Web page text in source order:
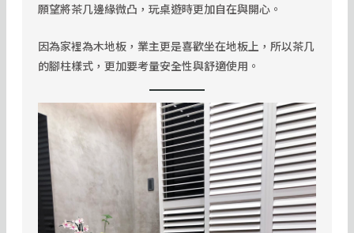
願望將茶几邊緣微凸，玩桌遊時更加自在與開心。
因為家裡為木地板，業主更是喜歡坐在地板上，所以茶几
的腳柱樣式，更加要考量安全性與舒適使用。